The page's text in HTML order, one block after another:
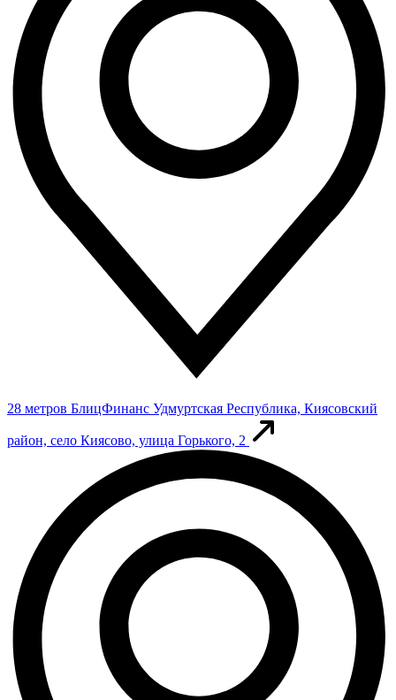
28 метров БлицФинанс Удмуртская Республика, Киясовский
район, село Киясово, улица Горького, 2